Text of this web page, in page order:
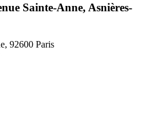
Sainte-Anne, Asnières-
92600 Paris